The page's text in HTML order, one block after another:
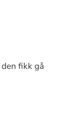
fikk gå